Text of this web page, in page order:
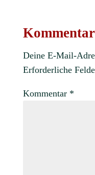
Deine E-Mail-
Erforderliche
Kommentar *